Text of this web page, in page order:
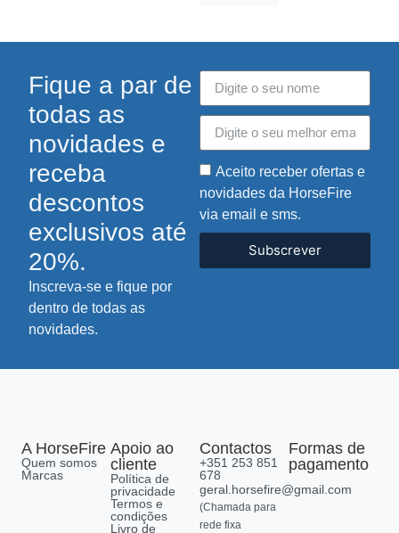
Fique a par de
todas as
novidades e
receba
descontos
exclusivos até
20%.
Inscreva-se e fique por
dentro de todas as
novidades.
Aceito receber ofertas e
novidades da HorseFire
via email e sms.
Subscrever
A HorseFire
Quem somos
Marcas
Apoio ao
cliente
Política de
privacidade
Termos e
condições
Livro de
Contactos
+351 253 851
678
geral.horsefire@gmail.com
(Chamada para
rede fixa
Formas de
pagamento